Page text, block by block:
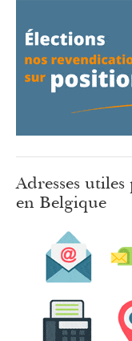
Adresses
en Belgique